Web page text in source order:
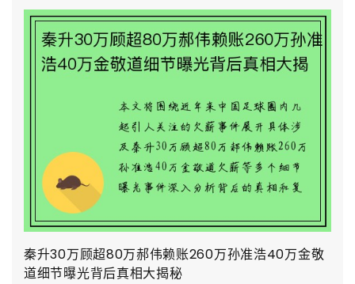
秦升30万顾超80万郝伟赖账260万孙准浩40万金敬
道细节曝光背后真相大揭秘